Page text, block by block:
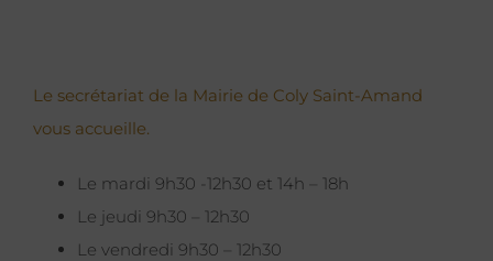
Le secrétariat de la Mairie de Coly Saint-Amand
vous accueille.
Le mardi 9h30 -12h30 et 14h – 18h
Le jeudi 9h30 – 12h30
Le vendredi 9h30 – 12h30